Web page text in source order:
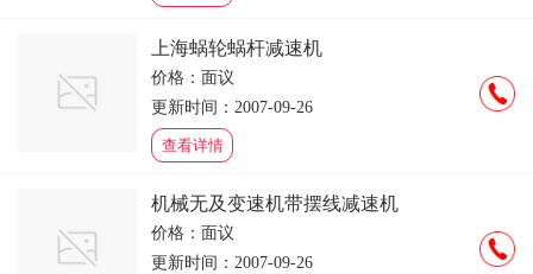
上海蜗轮蜗杆减速机
价格：面议
更新时间：2007-09-26
查看详情
机械无及变速机带摆线减速机
价格：面议
更新时间：2007-09-26